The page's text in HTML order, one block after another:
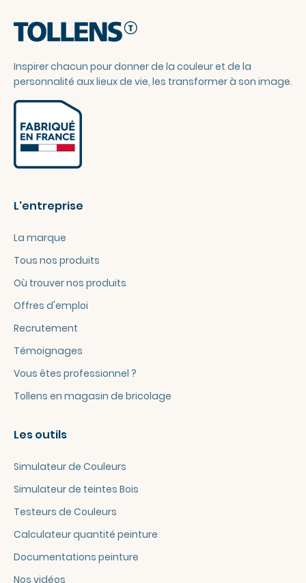
Inspirer chacun pour donner de la couleur et de la
personnalité aux lieux de vie, les transformer à son image.
L'entreprise
La marque
Tous nos produits
Où trouver nos produits
Offres d'emploi
Recrutement
Témoignages
Vous êtes professionnel ?
Tollens en magasin de bricolage
Les outils
Simulateur de Couleurs
Simulateur de teintes Bois
Testeurs de Couleurs
Calculateur quantité peinture
Documentations peinture
Nos vidéos